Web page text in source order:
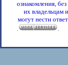
ознакомления,
их владельцам
могут нести